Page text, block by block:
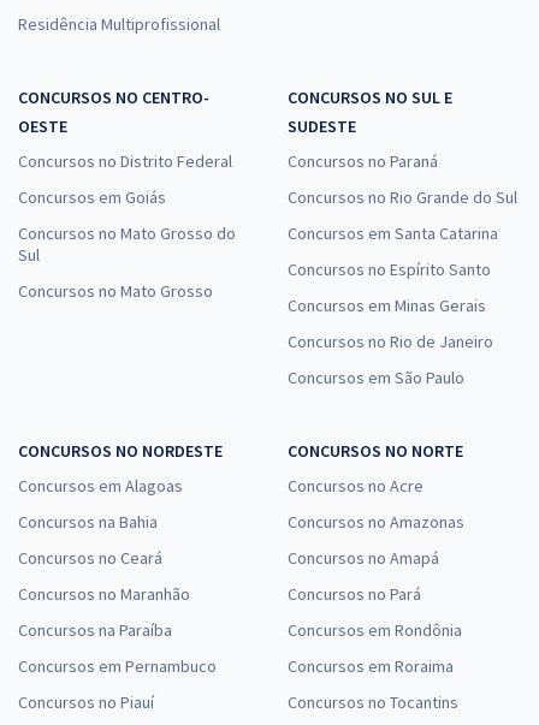
Residência Multiprofissional
CONCURSOS NO CENTRO-
OESTE
Concursos no Distrito Federal
Concursos em Goiás
Concursos no Mato Grosso do
Sul
Concursos no Mato Grosso
CONCURSOS NO SUL E
SUDESTE
Concursos no Paraná
Concursos no Rio Grande do Sul
Concursos em Santa Catarina
Concursos no Espírito Santo
Concursos em Minas Gerais
Concursos no Rio de Janeiro
Concursos em São Paulo
CONCURSOS NO NORDESTE
Concursos em Alagoas
Concursos na Bahia
Concursos no Ceará
Concursos no Maranhão
Concursos na Paraíba
Concursos em Pernambuco
Concursos no Piauí
CONCURSOS NO NORTE
Concursos no Acre
Concursos no Amazonas
Concursos no Amapá
Concursos no Pará
Concursos em Rondônia
Concursos em Roraima
Concursos no Tocantins